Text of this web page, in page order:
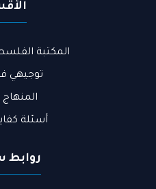
المكتبة
توجيهي
المنهاج
أسئلة
روابط